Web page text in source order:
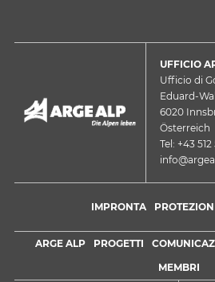
UFFICIO
Ufficio di
Eduard-
6020
Österreich
Tel: +43
IMPRONTA
ARGE ALP PROGETTI
MEMBRI